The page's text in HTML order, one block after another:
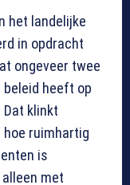
het landelijke
in opdracht
ongeveer twee
beleid heeft op
klinkt
ruimhartig
is
met